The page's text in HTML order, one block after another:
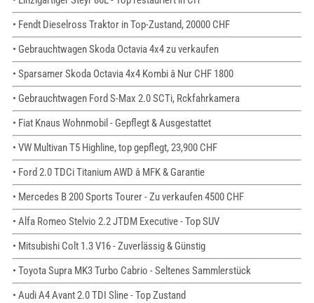
• Fendt Dieselross Traktor in Top-Zustand, 20000 CHF
• Gebrauchtwagen Skoda Octavia 4x4 zu verkaufen
• Sparsamer Skoda Octavia 4x4 Kombi â Nur CHF 1800
• Gebrauchtwagen Ford S-Max 2.0 SCTi, Rckfahrkamera
• Fiat Knaus Wohnmobil - Gepflegt & Ausgestattet
• VW Multivan T5 Highline, top gepflegt, 23,900 CHF
• Ford 2.0 TDCi Titanium AWD â MFK & Garantie
• Mercedes B 200 Sports Tourer - Zu verkaufen 4500 CHF
• Alfa Romeo Stelvio 2.2 JTDM Executive - Top SUV
• Mitsubishi Colt 1.3 V16 - Zuverlässig & Günstig
• Toyota Supra MK3 Turbo Cabrio - Seltenes Sammlerstück
• Audi A4 Avant 2.0 TDI Sline - Top Zustand